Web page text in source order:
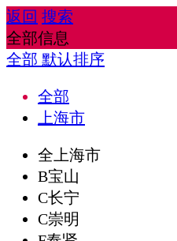
返回 搜索
全部信息
全部 默认排序
全部
上海市
全上海市
B宝山
C长宁
C崇明